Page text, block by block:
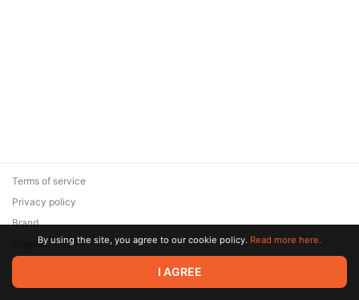
© 2026 Zaya Solutions Limited. All rights reserved. All trademarks
are the property of their respective owners.
Terms of service
Privacy policy
Brand
SupportBy using the site, you agree to our cookie policy. Read more here.
I AGREE